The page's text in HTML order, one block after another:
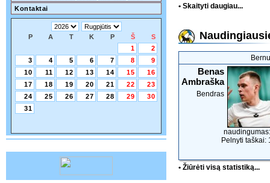
Kontaktai
P A T K P Š
S
1
2
3
4 5 6 7 8
9
10
11 12 13 14 15
16
17
18 19 20 21 22
23
24
25 26 27 28 29
30
31
• Skaityti daugiau...
Benas
Ambraška
Bendras
Pelnyti taškai:
• Žiūrėti visą statistiką...